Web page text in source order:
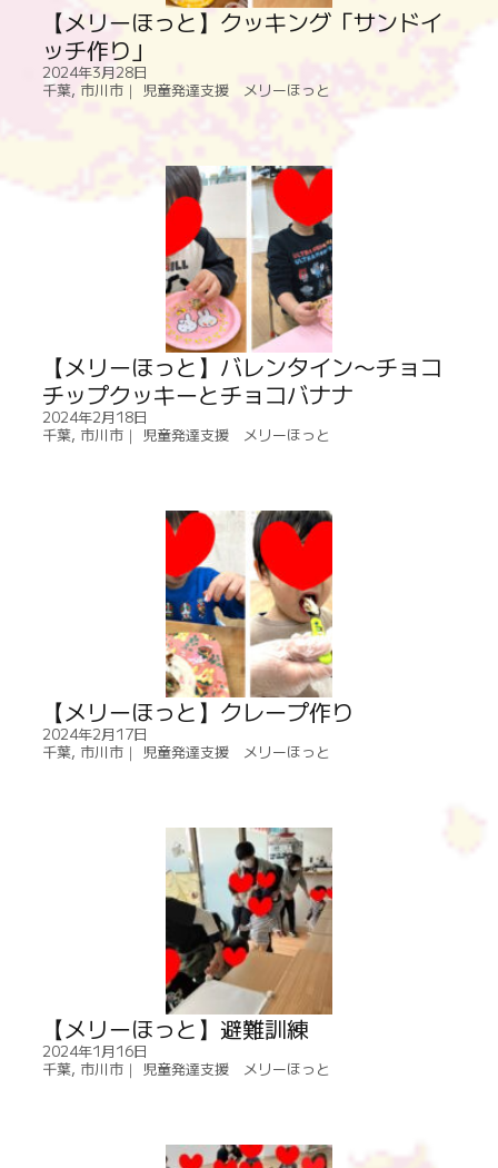
【メリーほっと】クッキング「サンドイ
ッチ作り」
2024年3月28日
千葉, 市川市｜ 児童発達支援 メリーほっと
【メリーほっと】バレンタイン〜チョコ
チップクッキーとチョコバナナ
2024年2月18日
千葉, 市川市｜ 児童発達支援 メリーほっと
【メリーほっと】クレープ作り
2024年2月17日
千葉, 市川市｜ 児童発達支援 メリーほっと
【メリーほっと】避難訓練
2024年1月16日
千葉, 市川市｜ 児童発達支援 メリーほっと